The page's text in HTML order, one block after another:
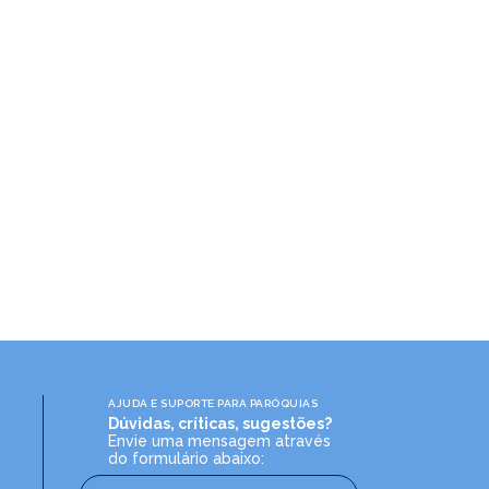
AJUDA E SUPORTE PARA PARÓQUIAS
Dúvidas, críticas, sugestões?
Envie uma mensagem através
do formulário abaixo: